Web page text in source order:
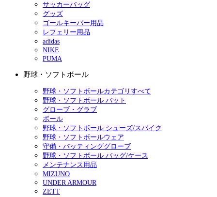
サッカーバッグ
グッズ
ゴールキーパー用品
レフェリー用品
adidas
NIKE
PUMA
野球・ソフトボール
野球・ソフトボールカテゴリすべて
野球・ソフトボール バット
グローブ・グラブ
ボール
野球・ソフトボール シューズ/スパイク
野球・ソフトボールウェア
守備・バッティンググローブ
野球・ソフトボール バッグ/ケース
メンテナンス用品
MIZUNO
UNDER ARMOUR
ZETT